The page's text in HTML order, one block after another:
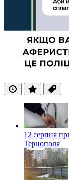
ОстанніПопулярні
Теги
12 серпня
Тернополя